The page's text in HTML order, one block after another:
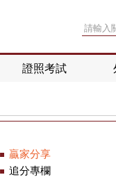
證照考試
贏家分享
追分專欄